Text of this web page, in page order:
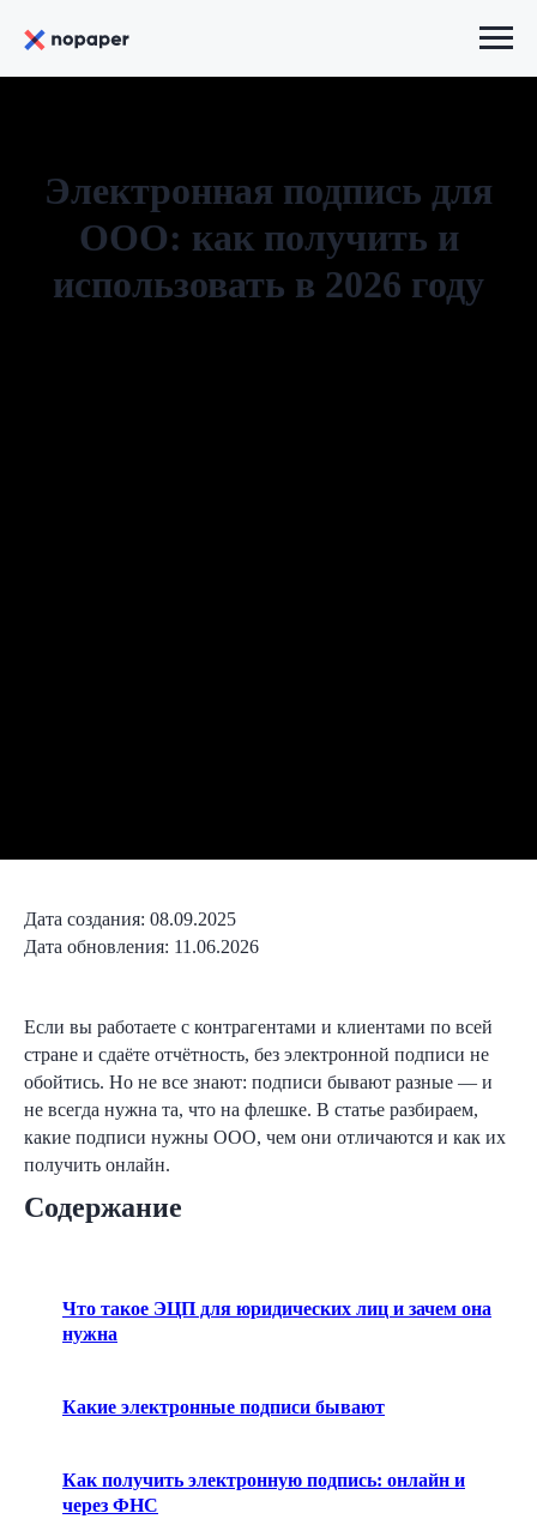
Электронная подпись для
ООО: как получить и
использовать в 2026 году
Дата создания: 08.09.2025
Дата обновления: 11.06.2026
Если вы работаете с контрагентами и клиентами по всей
стране и сдаёте отчётность, без электронной подписи не
обойтись. Но не все знают: подписи бывают разные — и
не всегда нужна та, что на флешке. В статье разбираем,
какие подписи нужны ООО, чем они отличаются и как их
получить онлайн.
Содержание
Что такое ЭЦП для юридических лиц и зачем она
нужна
Какие электронные подписи бывают
Как получить электронную подпись: онлайн и
через ФНС